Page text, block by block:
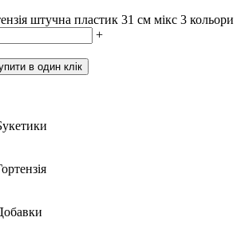
штучна пластик 31 см мікс 3 кольори
+
в один клік